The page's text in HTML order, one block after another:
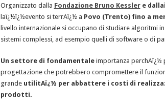
Organizzato dalla Fondazione Bruno Kesslere
laï¿½ï¿½evento si terrAï¿½ a Povo (Trento) fino a
livello internazionale si occupano di studiare algoritmi
sistemi complessi, ad esempio quelli di software o di
Un settore di fondamentaleimportanza perchAï¿½
progettazione che potrebbero compromettere il
grande utilitAï¿½ per abbattere i costi di
prodotti.